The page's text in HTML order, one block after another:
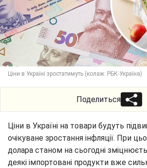
Ціни в Україні зростатимуть (колаж: РБК-Україна)
Поделиться
Ціни в Україні на товари будуть
очікуване зростання інфляції. При
долара станом на сьогодні
деякі імпортовані продукти вже